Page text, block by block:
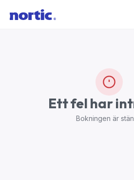
Ett fel har
Bokningen är